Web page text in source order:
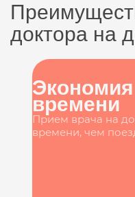
доктора на
Экономия
времени
Прием врача на
времени, чем